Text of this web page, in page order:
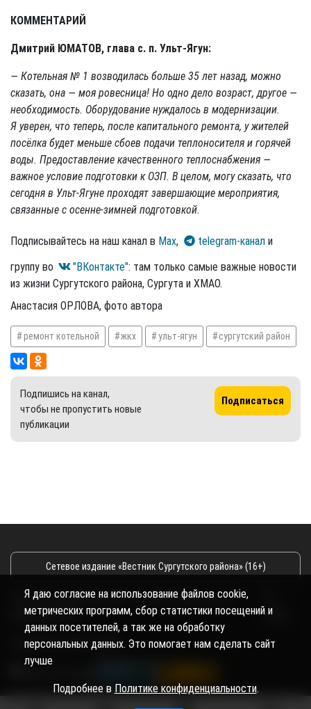
КОММЕНТАРИЙ
Дмитрий ЮМАТОВ, глава с. п. Ульт-Ягун:
— Котельная № 1 возводилась больше 35 лет назад, можно
сказать, она — моя ровесница! Но одно дело возраст, другое —
необходимость. Оборудование нуждалось в модернизации.
Я уверен, что теперь, после капитального ремонта, у жителей
посёлка будет меньше сбоев подачи теплоносителя и горячей
воды. Предоставление качественного теплоснабжения —
важное условие подготовки к ОЗП. В целом, могу сказать, что
сегодня в Ульт-Ягуне проходят завершающие мероприятия,
связанные с осенне-зимней подготовкой.
Подписывайтесь на наш канал в Max, telegram-канал и
группу во
"ВКонтакте": там только самые важные новости
из жизни Сургутского района, Сургута и ХМАО.
Анастасия ОРЛОВА, фото автора
ремонт котельной жкх ульт-ягун сургутский район
Подпишись на канал,
чтобы не пропустить новые
публикации
Подписаться
Сетевое издание «Вестник Сургутского района» (16+)
Сетевое издание Вестник - Новости Сургутского
района и Югры
2026
Copyright © 2018- 2026
Я даю согласие на использование файлов cookie,
метрических программ, сбор статистики посещений и
данных посетителей, а так же на обработку
персональных данных. Это помогает нам сделать сайт
лучше
Подробнее в Политике конфиденциальности.